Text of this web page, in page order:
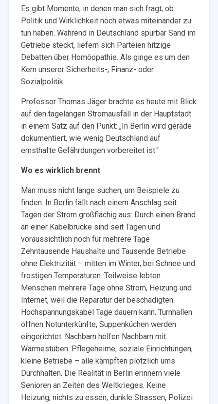
Es gibt Momente, in denen man sich fragt, ob
Politik und Wirklichkeit noch etwas miteinander zu
tun haben. Während in Deutschland spürbar Sand im
Getriebe steckt, liefern sich Parteien hitzige
Debatten über Homöopathie. Als ginge es um den
Kern unserer Sicherheits-, Finanz- oder
Sozialpolitik.
Professor Thomas Jäger brachte es heute mit Blick
auf den tagelangen Stromausfall in der Hauptstadt
in einem Satz auf den Punkt: „In Berlin wird gerade
dokumentiert, wie wenig Deutschland auf
ernsthafte Gefährdungen vorbereitet ist.“
Wo es wirklich brennt
Man muss nicht lange suchen, um Beispiele zu
finden. In Berlin fällt nach einem Anschlag seit
Tagen der Strom großflächig aus: Durch einen Brand
an einer Kabelbrücke sind seit Tagen und
voraussichtlich noch für mehrere Tage
Zehntausende Haushalte und Tausende Betriebe
ohne Elektrizität – mitten im Winter, bei Schnee und
frostigen Temperaturen. Teilweise lebten
Menschen mehrere Tage ohne Strom, Heizung und
Internet, weil die Reparatur der beschädigten
Hochspannungskabel Tage dauern kann. Turnhallen
öffnen Notunterkünfte, Suppenküchen werden
eingerichtet. Nachbarn helfen Nachbarn mit
Wärmestuben. Pflegeheime, soziale Einrichtungen,
kleine Betriebe – alle kämpften plötzlich ums
Durchhalten. Die Realität in Berlin erinnern viele
Senioren an Zeiten des Weltkrieges. Keine
Heizung, nichts zu essen, dunkle Strassen, Polizei